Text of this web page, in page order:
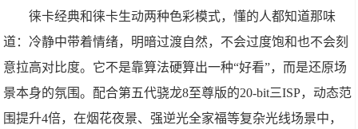
徕卡经典和徕卡生动两种色彩模式，懂的人都知道那味
道：冷静中带着情绪，明暗过渡自然，不会过度饱和也不会刻
意拉高对比度。它不是靠算法硬算出一种“好看”，而是还原场
景本身的氛围。配合第五代骁龙8至尊版的20-bit三ISP，动态范
围提升4倍，在烟花夜景、强逆光全家福等复杂光线场景中，